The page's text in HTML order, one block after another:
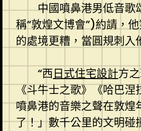
中國噴鼻港男低音歌
稱“敦煌文博會”)約請，
的處境更糟，當圓規刺入
“西日式住宅設計方
《斗牛士之歌》《哈巴
噴鼻港的音樂之聲在敦
了！」數千公里的文明碰